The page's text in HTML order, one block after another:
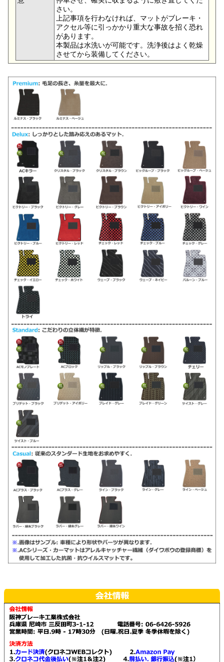
さい。
上記事項を行わなければ、マットがブレーキ・
アクセル等に引っかかり重大な事故を招く恐れ
があります。
本製品は水洗いが可能です。洗浄後はよく乾燥
させてから装備してください。